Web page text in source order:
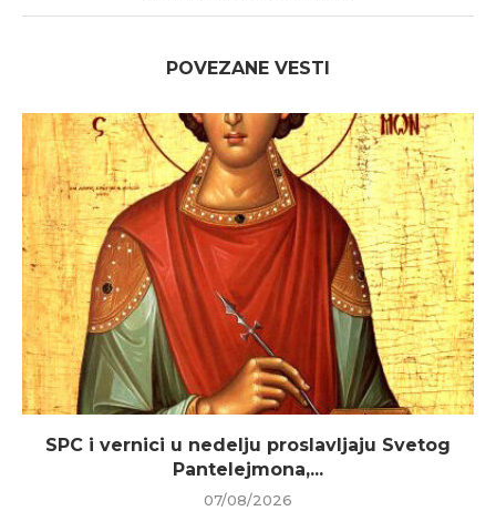
POVEZANE VESTI
SPC i vernici u nedelju proslavljaju Svetog
Pantelejmona,...
07/08/2026